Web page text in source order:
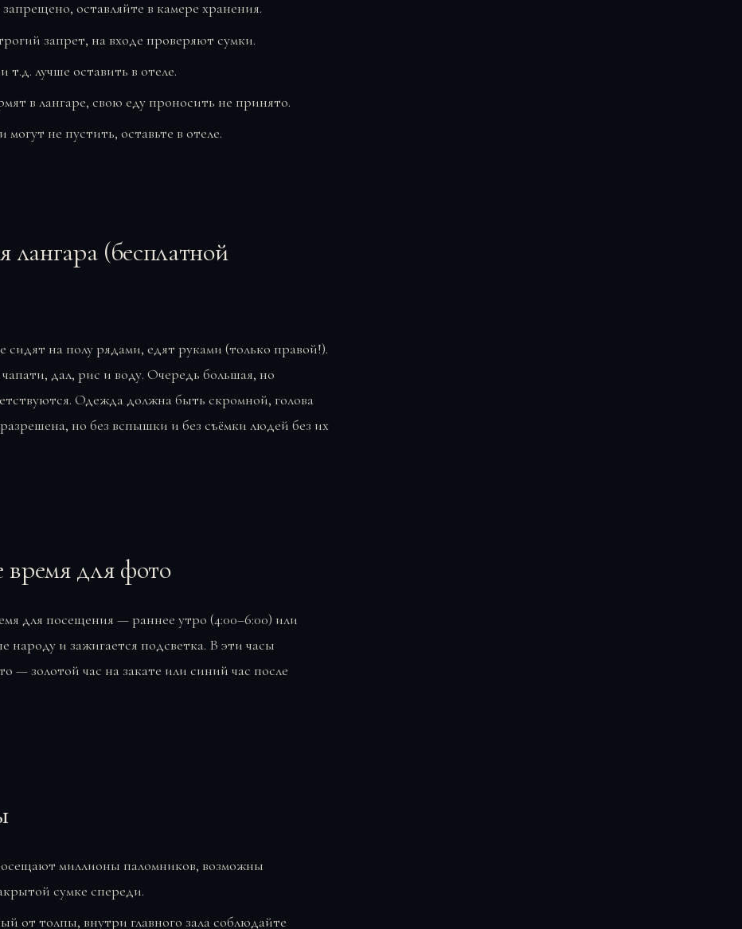
оставляйте в камере хранения.
запрет, на входе проверяют сумки.
лучше оставить в отеле.
в лангаре, свою еду проносить не принято.
не пустить, оставьте в отеле.
(бесплатной
сидят на полу рядами, едят руками (только правой!).
дал, рис и воду. Очередь большая, но
Одежда должна быть скромной, голова
но без вспышки и без съёмки людей без их
время для фото
для посещения — раннее утро (4:00–6:00) или
народу и зажигается подсветка. В эти часы
— золотой час на закате или синий час после
миллионы паломников, возможны
сумке спереди.
от толпы, внутри главного зала соблюдайте